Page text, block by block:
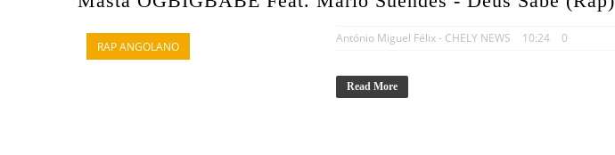
RAP ANGOLANO
António Miguel Félix - CHELY NEWS 10:24 0
Read More